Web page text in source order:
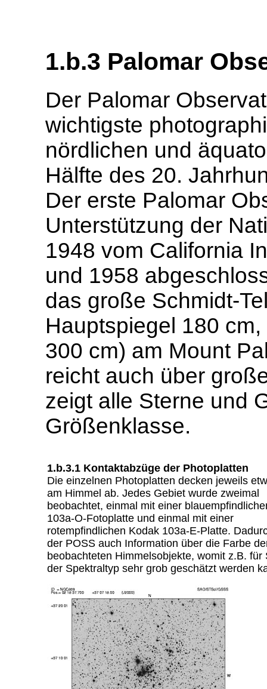
1.b.3 Palomar
Der Palomar
wichtigste
nördlichen und
Hälfte des 20.
Der erste Palomar
Unterstützung der
1948 vom California
und 1958
das große Schmidt-
Hauptspiegel 180
300 cm) am Mount
reicht auch über
zeigt alle Sterne und
Größenklasse.
1.b.3.1 Kontaktabzüge der Photoplatten
Die einzelnen Photoplatten decken jeweils
am Himmel ab. Jedes Gebiet wurde zweimal
beobachtet, einmal mit einer
103a-O-Fotoplatte und einmal mit einer
rotempfindlichen Kodak 103a-E-Platte.
der POSS auch Information über die Farbe
beobachteten Himmelsobjekte, womit z.B. für
der Spektraltyp sehr grob geschätzt werden